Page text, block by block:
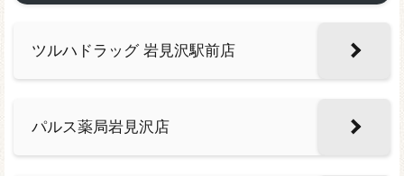
ツルハドラッグ 岩見沢駅前店
パルス薬局岩見沢店